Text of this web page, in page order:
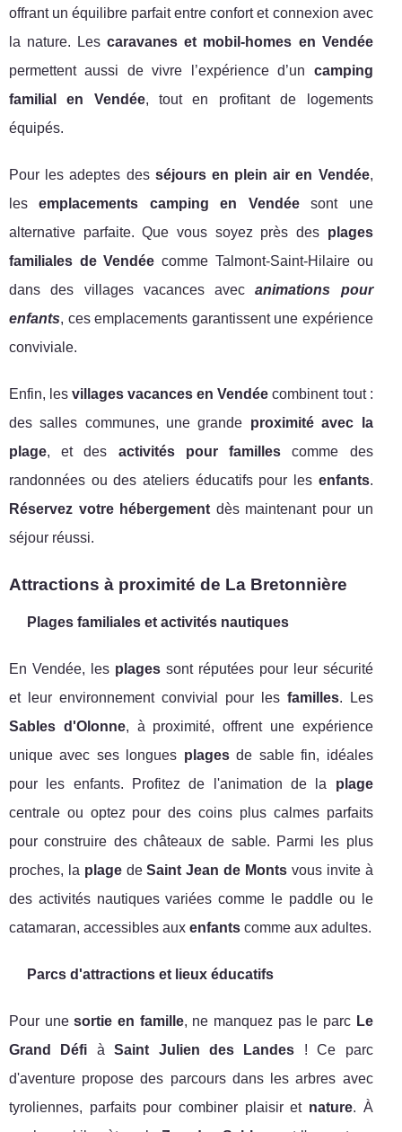
offrant un équilibre parfait entre confort et connexion avec
la nature. Lescaravanes et mobil-homes en Vendée
permettent aussi de vivre l’expérience d’un camping
familial en Vendée, tout en profitant de logements
équipés.
Pour les adeptes des séjours en plein air en Vendée,
lesemplacements camping en Vendéesont une
alternative parfaite. Que vous soyez près des plages
familiales de Vendée comme Talmont-Saint-Hilaire ou
dans des villages vacances avecanimations pour
enfants, ces emplacements garantissent une expérience
conviviale.
Enfin, lesvillages vacances en Vendée combinent tout :
des salles communes, une grande proximité avec la
plage, et des activités pour familles comme des
randonnées ou des ateliers éducatifs pour les enfants.
Réservez votre hébergement dès maintenant pour un
séjour réussi.
Attractions à proximité de La Bretonnière
Plages familiales et activités nautiques
En Vendée, les plagessont réputées pour leur sécurité
et leur environnement convivial pour les familles. Les
Sables d'Olonne, à proximité, offrent une expérience
unique avec ses longues plagesde sable fin, idéales
pour les enfants. Profitez de l'animation de la plage
centrale ou optez pour des coins plus calmes parfaits
pour construire des châteaux de sable. Parmi les plus
proches, la plagedeSaint Jean de Monts vous invite à
des activités nautiques variées comme le paddle ou le
catamaran, accessibles aux enfants comme aux adultes.
Parcs d'attractions et lieux éducatifs
Pour unesortie en famille, ne manquez pas le parc Le
Grand Défi àSaint Julien des Landes ! Ce parc
d'aventure propose des parcours dans les arbres avec
tyroliennes, parfaits pour combiner plaisir et nature. À